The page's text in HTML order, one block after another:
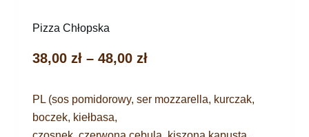
Pizza Chłopska
38,00 zł – 48,00 zł
PL (sos pomidorowy, ser mozzarella, kurczak,
boczek, kiełbasa,